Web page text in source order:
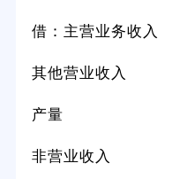
借：主营业务收入
其他营业收入
产量
非营业收入